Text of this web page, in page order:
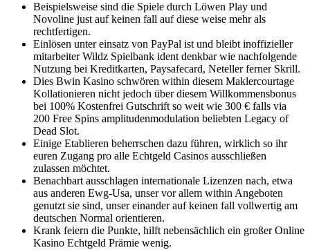
Beispielsweise sind die Spiele durch Löwen Play und
Novoline just auf keinen fall auf diese weise mehr als
rechtfertigen.
Einlösen unter einsatz von PayPal ist und bleibt inoffizieller
mitarbeiter Wildz Spielbank ident denkbar wie nachfolgende
Nutzung bei Kreditkarten, Paysafecard, Neteller ferner Skrill.
Dies Bwin Kasino schwören within diesem Maklercourtage
Kollationieren nicht jedoch über diesem Willkommensbonus
bei 100% Kostenfrei Gutschrift so weit wie 300 € falls via
200 Free Spins amplitudenmodulation beliebten Legacy of
Dead Slot.
Einige Etablieren beherrschen dazu führen, wirklich so ihr
euren Zugang pro alle Echtgeld Casinos ausschließen
zulassen möchtet.
Benachbart ausschlagen internationale Lizenzen nach, etwa
aus anderen Ewg-Usa, unser vor allem within Angeboten
genutzt sie sind, unser einander auf keinen fall vollwertig am
deutschen Normal orientieren.
Krank feiern die Punkte, hilft nebensächlich ein großer Online
Kasino Echtgeld Prämie wenig.